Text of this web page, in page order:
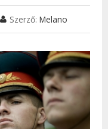
Szerző: Melano